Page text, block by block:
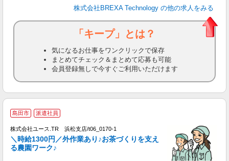
株式会社BREXA Technology の他の求人をみる
「キープ」とは？
気になるお仕事をワンクリックで保存
まとめてチェック＆まとめて応募も可能
会員登録無しで今すぐご利用いただけます
島田市 派遣社員
株式会社ユース.TR 浜松支店/t06_0170-1
＼時給1300円／外作業あり♪お茶づくりを支え
る農園ワーク♪